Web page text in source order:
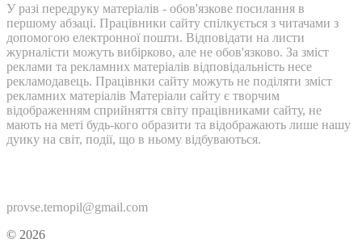
У разі передруку матеріалів - обов'язкове посилання в
першому абзаці. Працівники сайту спілкується з читачами з
допомогою електронної пошти. Відповідати на листи
журналісти можуть вибірково, але не обов'язково. За зміст
реклами та рекламних матеріалів відповідальність несе
рекламодавець. Працівнки сайту можуть не поділяти зміст
рекламних матеріалів Матеріали сайту є творчим
відображенням сприйняття світу працівниками сайту, не
мають на меті будь-кого образити та відображають лише нашу
дуику на світ, події, що в ньому відбуваються.
provse.ternopil@gmail.com
© 2026